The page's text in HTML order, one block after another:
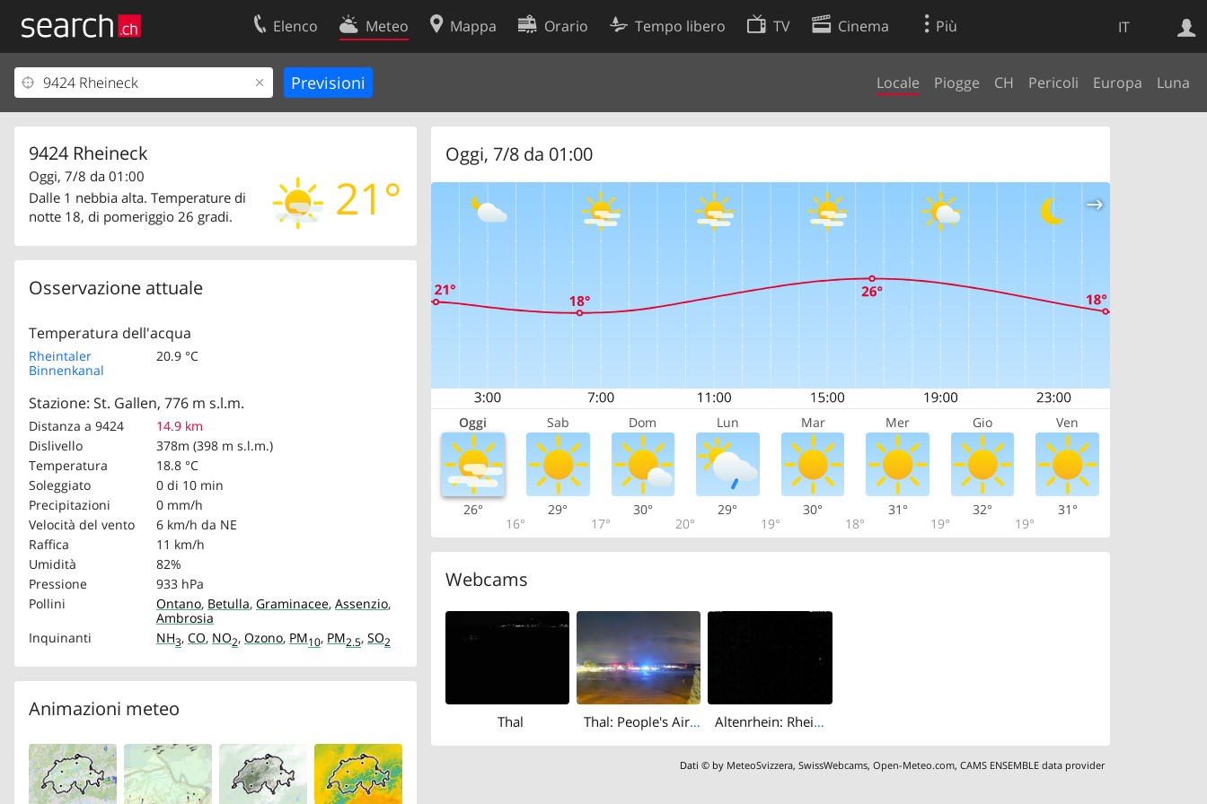
IT
Elenco Meteo Mappa Orario Tempo libero TV Cinema Più
Locale Piogge CH Pericoli Europa Luna
9424 Rheineck
21°
Oggi, 7/8 da 01:00
Dalle 1 nebbia alta. Temperature di
notte 18, di pomeriggio 26 gradi.
Osservazione attuale
Temperatura dell'acqua
Rheintaler
Binnenkanal
20.9 °C
Stazione: St. Gallen, 776 m s.l.m.
Distanza a 9424
14.9 km
Dislivello
378m (398 m s.l.m.)
Temperatura
18.8 °C
Soleggiato
0 di 10 min
Precipitazioni
0 mm/h
Velocità del vento
6 km/h da NE
Raffica
11 km/h
Umidità
82%
Pressione
933 hPa
Pollini
Ontano, Betulla, Graminacee, Assenzio,
Ambrosia
Inquinanti
NH3, CO, NO2, Ozono, PM10, PM2.5, SO2
Animazioni meteo
Oggi, 7/8 da 01:00
Oggi Sab Dom Lun Mar Mer Gio Ven
26°
16°
29°
17°
30°
20°
29°
19°
30°
18°
31°
19°
32°
19°
31°
Webcams
Thal Thal: People's Airport St. Gallen - Altenrhein Altenrhein: Rheinspitz
Dati © by MeteoSvizzera,SwissWebcams,Open-Meteo.com,CAMS ENSEMBLE data provider
Ricerca Web
Il vostro profolio
Area clienti
Informazioni Legali
Contatti
Condizioni d’uso
Preferenze cookie